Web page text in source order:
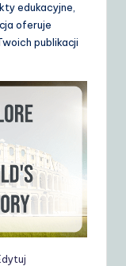
edukacyjne,
oferuje
publikacji